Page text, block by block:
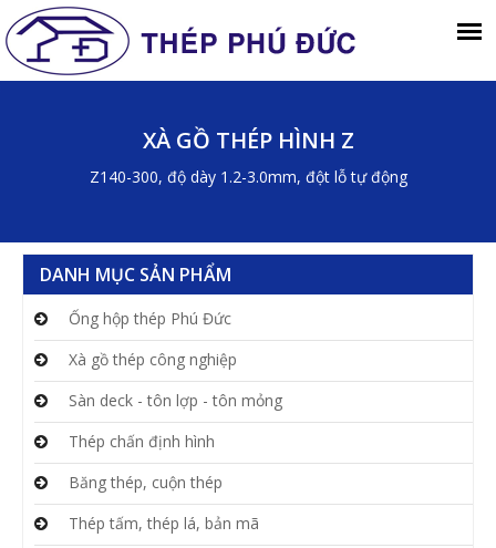
XÀ GỒ THÉP HÌNH Z
Z140-300, độ dày 1.2-3.0mm, đột lỗ tự động
DANH MỤC SẢN PHẨM
Ống hộp thép Phú Đức
Xà gồ thép công nghiệp
Sàn deck - tôn lợp - tôn mỏng
Thép chấn định hình
Băng thép, cuộn thép
Thép tấm, thép lá, bản mã